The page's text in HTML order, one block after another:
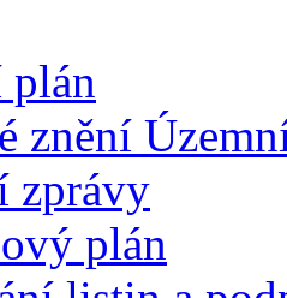
plán
znění
zprávy
plán